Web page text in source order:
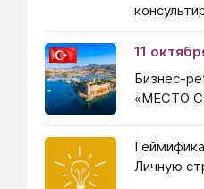
11
Бизнес-
«МЕСТО
Личную